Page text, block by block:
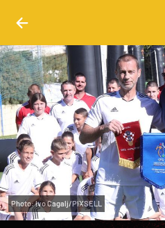
Photo: Ivo Cagalj/PIXSELL